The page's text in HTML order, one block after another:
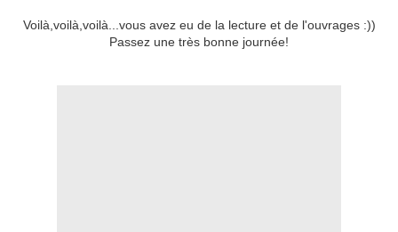
Voilà,voilà,voilà...vous avez eu de la lecture et de l'ouvrages :))
Passez une très bonne journée!